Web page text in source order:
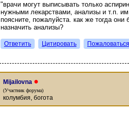
"врачи могут выписывать только
нужными лекарствами, анализы и т.п.
поясните, пожалуйста. как же тогда
назначить анализы?
Ответить Цитировать Пожаловаться
Mijailovna ●
(Участник форума)
колумбия, богота